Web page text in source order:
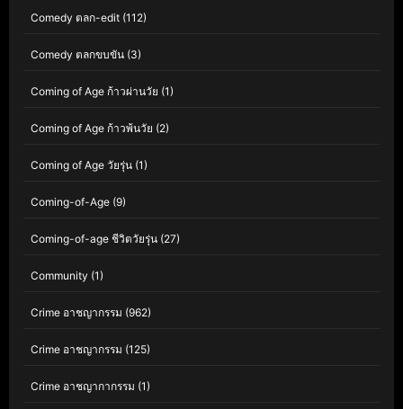
Comedy ตลก-edit (112)
Comedy ตลกขบขัน (3)
Coming of Age ก้าวผ่านวัย (1)
Coming of Age ก้าวพ้นวัย (2)
Coming of Age วัยรุ่น (1)
Coming-of-Age (9)
Coming-of-age ชีวิตวัยรุ่น (27)
Community (1)
Crime อาชญากรรม (962)
Crime อาชญากรรม (125)
Crime อาชญากากรรม (1)